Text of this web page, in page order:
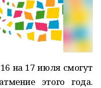
на 17 июля смогут
этого года.